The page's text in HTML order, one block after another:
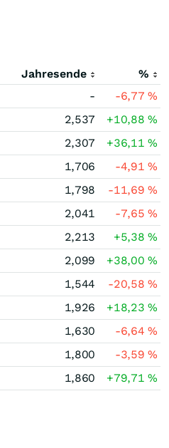
Jahresende
%
- -6,77%
2,537 +10,88%
2,307 +36,11%
1,706 -4,91%
1,798 -11,69%
2,041 -7,65%
2,213 +5,38%
2,099 +38,00%
1,544 -20,58%
1,926 +18,23%
1,630 -6,64%
1,800 -3,59%
1,860 +79,71%